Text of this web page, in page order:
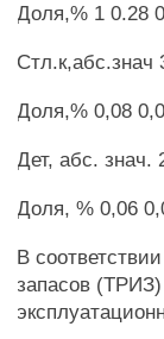
Доля,% 1 0.28
Стл.к,абс.знач
Доля,% 0,08
Дет, абс. знач.
Доля, % 0,06
В
запасов